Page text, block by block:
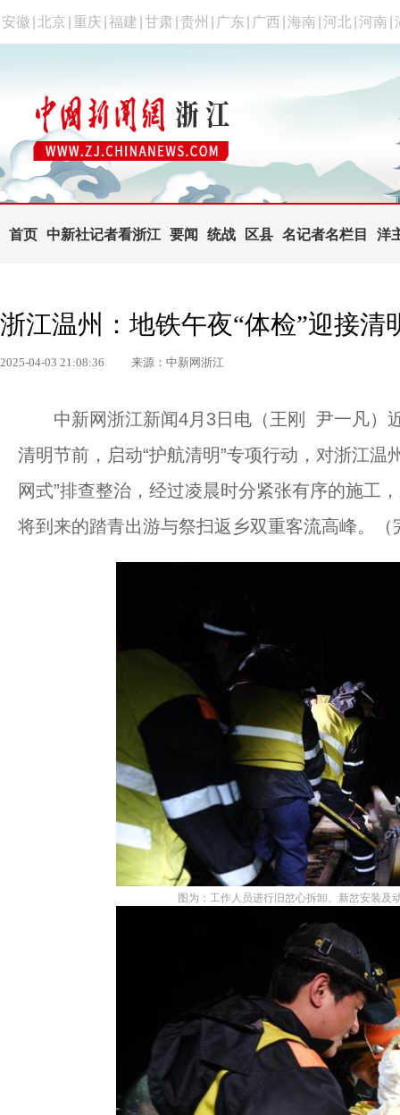
安徽 北京 重庆 福建 甘肃 贵州 广东 广西 海南 河北 河南
首页 中新社记者看浙江 要闻 统战 区县 名记者名栏目 洋
浙江温州：地铁午夜“体检”迎接清
2025-04-03 21:08:36 来源：中新网浙江
中新网浙江新闻4月3日电（王刚 尹一凡）
清明节前，启动“护航清明”专项行动，对浙江温
网式”排查整治，经过凌晨时分紧张有序的施工
将到来的踏青出游与祭扫返乡双重客流高峰。（
图为：工作人员进行旧岔心拆卸、新岔安装及